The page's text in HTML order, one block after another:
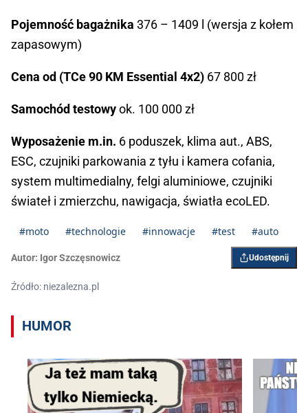
Pojemność bagażnika 376 – 1409 l (wersja z kołem
zapasowym)
Cena od (TCe 90 KM Essential 4x2) 67 800 zł
Samochód testowyok. 100 000 zł
Wyposażenie m.in. 6 poduszek, klima aut., ABS,
ESC, czujniki parkowania z tyłu i kamera cofania,
system multimedialny, felgi aluminiowe, czujniki
świateł i zmierzchu, nawigacja, światła ecoLED.
#moto #technologie #innowacje #test #auto
Autor: Igor ­Szczęsnowicz Udostępnij
Źródło: niezalezna.pl
HUMOR